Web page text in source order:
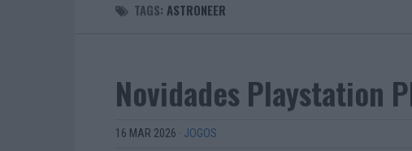
TAGS: ASTRONEER
Novidades Playstation
16 MAR 2026 · JOGOS